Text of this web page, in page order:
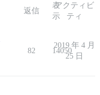
返信
表
示
アクティビ
ティ
82 14050
2019 年 4 月
25 日